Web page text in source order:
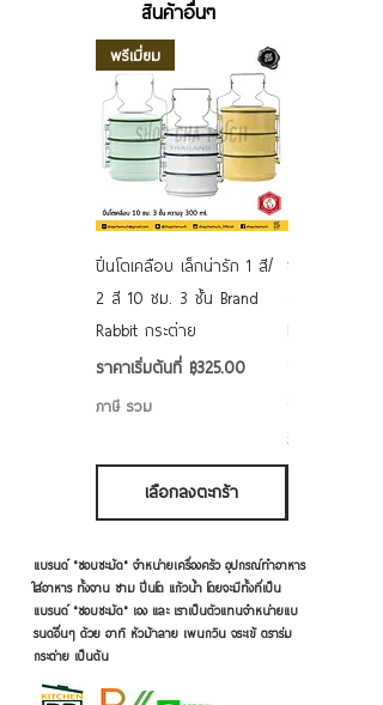
สินค้าอื่นๆ
พรีเมี่ยม
ปิ่นโตเคลือบ เล็กน่ารัก 1 สี/
2 สี 10 ซม. 3 ชั้น Brand
Rabbit กระต่าย
ราคาเริ่มต้นที่ ฿325.00
ราคาขายลด
ภาษี รวม
เลือกลงตะกร้า
ชามเคลือบ
ภาษี รวม
แบรนด์ "ชอบชะมัด" จำหน่ายเครื่องครัว อุปกรณ์ทำอาหาร
ใส่อาหาร ทั้งจาน ชาม ปิ่นโต แก้วน้ำ โดยจะมีทั้งที่เป็น
แบรนด์ "ชอบชะมัด" เอง และ เราเป็นตัวแทนจำหน่ายแบ
รนด์อื่นๆ ด้วย อาทิ หัวม้าลาย เพนกวิน จระเข้ ตราร่ม
กระต่าย เป็นต้น